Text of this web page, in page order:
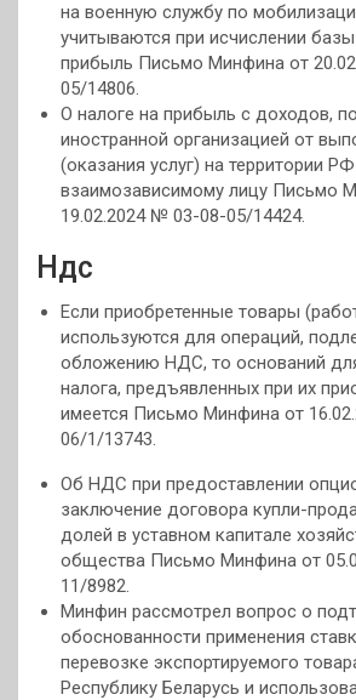
на военную службу по
учитываются при исчислении
прибыль Письмо Минфина от
05/14806.
О налоге на прибыль с доходов,
иностранной организацией от
(оказания услуг) на территории РФ
взаимозависимому лицу Письмо
19.02.2024 № 03-08-05/14424.
Ндс
Если приобретенные товары
используются для операций,
обложению НДС, то оснований
налога, предъявленных при их
имеется Письмо Минфина от
06/1/13743.
Об НДС при предоставлении
заключение договора купли-
долей в уставном капитале
общества Письмо Минфина от
11/8982.
Минфин рассмотрел вопрос о
обоснованности применения
перевозке экспортируемого
Республику Беларусь и